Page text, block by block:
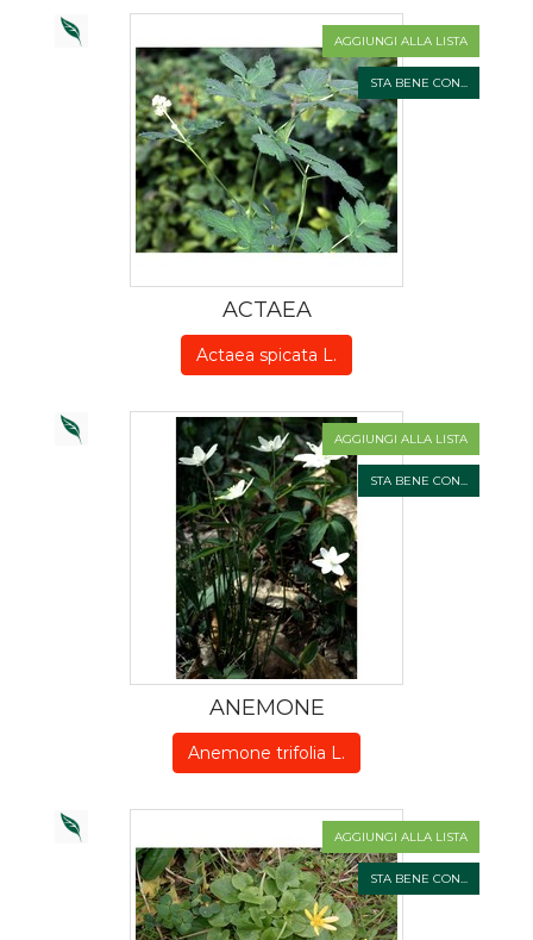
AGGIUNGI ALLA LISTA
STA BENE CON...
ACTAEA
Actaea spicata L.
AGGIUNGI ALLA LISTA
STA BENE CON...
ANEMONE
Anemone trifolia L.
AGGIUNGI ALLA LISTA
STA BENE CON...